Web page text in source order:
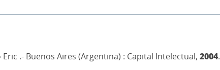
.- Buenos Aires (Argentina) : Capital Intelectual, 2004.